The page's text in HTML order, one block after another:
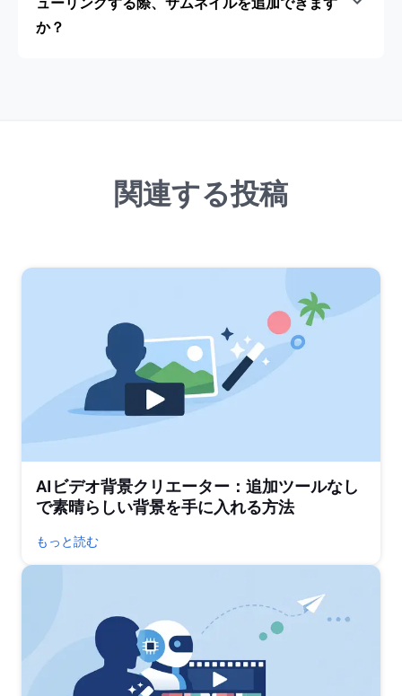
か？
関連する投稿
AIビデオ背景クリエーター：追加ツールなし
で素晴らしい背景を手に入れる方法
もっと読む